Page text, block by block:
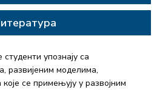
упознају са
развијеним моделима,
се примењују у развојним